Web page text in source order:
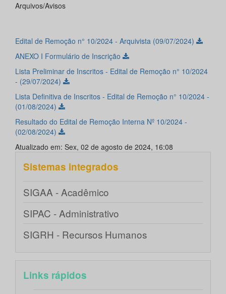
Arquivos/Avisos
Edital de Remoção n° 10/2024 - Arquivista (09/07/2024)
ANEXO I Formulário de Inscrição
Lista Preliminar de Inscritos - Edital de Remoção n° 10/2024
- (29/07/2024)
Lista Definitiva de Inscritos - Edital de Remoção n° 10/2024 -
(01/08/2024)
Resultado do Edital de Remoção Interna Nº 10/2024 -
(02/08/2024)
Atualizado em: Sex, 02 de agosto de 2024, 16:08
Sistemas integrados
SIGAA - Acadêmico
SIPAC - Administrativo
SIGRH - Recursos Humanos
Links rápidos